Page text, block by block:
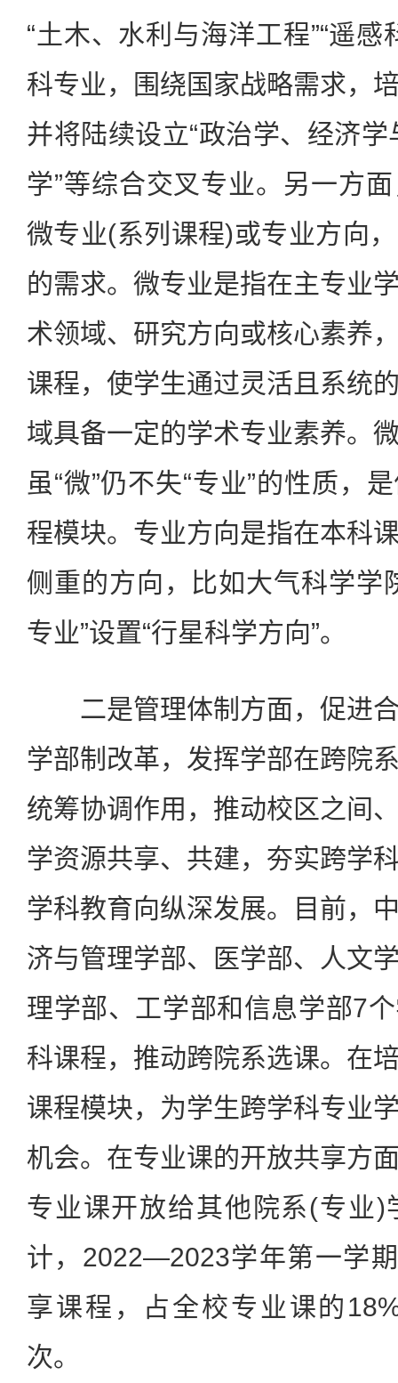
“土木、水利与海洋工程”“遥
科专业，围绕国家战略需求，
并将陆续设立“政治学、经济学
学”等综合交叉专业。另一方
微专业(系列课程)或专业方向
的需求。微专业是指在主专业
术领域、研究方向或核心素养
课程，使学生通过灵活且系统
域具备一定的学术专业素养。
虽“微”仍不失“专业”的性质，
程模块。专业方向是指在本科
侧重的方向，比如大气科学学
专业”设置“行星科学方向”。
二是管理体制方面，促进合
学部制改革，发挥学部在跨院
统筹协调作用，推动校区之间
学资源共享、共建，夯实跨学
学科教育向纵深发展。目前，
济与管理学部、医学部、人文
理学部、工学部和信息学部7
科课程，推动跨院系选课。在
课程模块，为学生跨学科专业
机会。在专业课的开放共享方
专业课开放给其他院系(专业)
计，2022—2023学年第一学
享课程，占全校专业课的
次。